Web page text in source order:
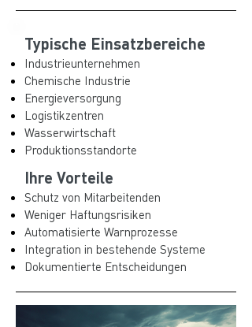
Typische Einsatzbereiche
Industrieunternehmen
Chemische Industrie
Energieversorgung
Logistikzentren
Wasserwirtschaft
Produktionsstandorte
Ihre Vorteile
Schutz von Mitarbeitenden
Weniger Haftungsrisiken
Automatisierte Warnprozesse
Integration in bestehende Systeme
Dokumentierte Entscheidungen